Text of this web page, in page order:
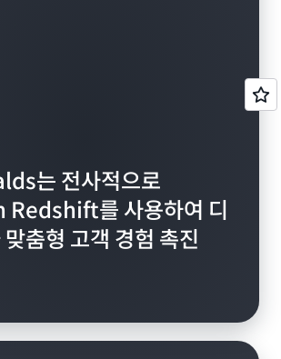
는 전사적으로
를 사용하여 디
춤형 고객 경험 촉진